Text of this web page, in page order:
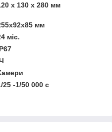
x 130 x 280 мм
мм
міс.
25 -1/50 000 с